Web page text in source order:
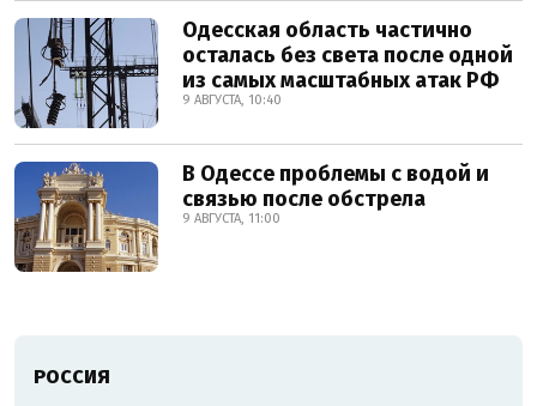
Одесская область частично
осталась без света после одной
из самых масштабных атак РФ
9 АВГУСТА, 10:40
В Одессе проблемы с водой и
связью после обстрела
9 АВГУСТА, 11:00
РОССИЯ